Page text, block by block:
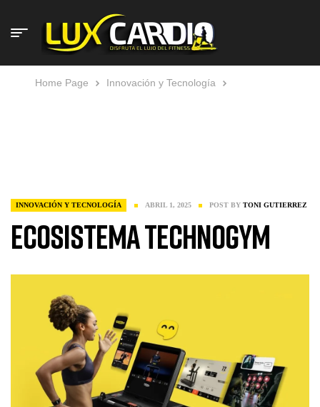
Home Page Innovación y Tecnología
INNOVACIÓN Y TECNOLOGÍA ABRIL 1, 2025 POST BY TONI GUTIERREZ
Ecosistema Technogym